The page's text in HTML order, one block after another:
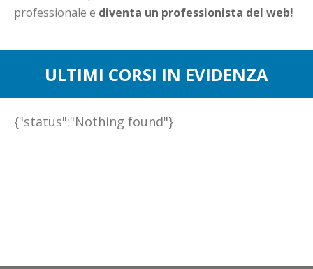
professionale e diventa un professionista del web!
ULTIMI CORSI IN EVIDENZA
{"status":"Nothing found"}